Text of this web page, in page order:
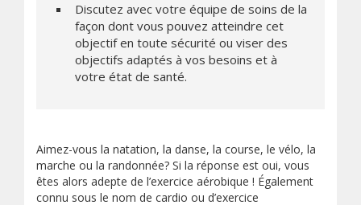
Discutez avec votre équipe de soins de la
façon dont vous pouvez atteindre cet
objectif en toute sécurité ou viser des
objectifs adaptés à vos besoins et à
votre état de santé.
Aimez-vous la natation, la danse, la course, le vélo, la
marche ou la randonnée? Si la réponse est oui, vous
êtes alors adepte de l’exercice aérobique ! Également
connu sous le nom de cardio ou d’exercice